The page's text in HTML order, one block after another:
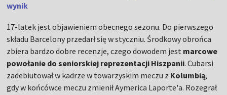
wynik
17-latek jest objawieniem obecnego sezonu. Do pierwszego
składu Barcelony przedarł się w styczniu. Środkowy obrońca
zbiera bardzo dobre recenzje, czego dowodem jest marcowe
powołanie do seniorskiej reprezentacji Hiszpanii. Cubarsi
zadebiutował w kadrze w towarzyskim meczu z Kolumbią,
gdy w końcówce meczu zmienił Aymerica Laporte'a. Rozegrał